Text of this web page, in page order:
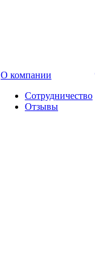
О компании
Сотрудничество
Отзывы